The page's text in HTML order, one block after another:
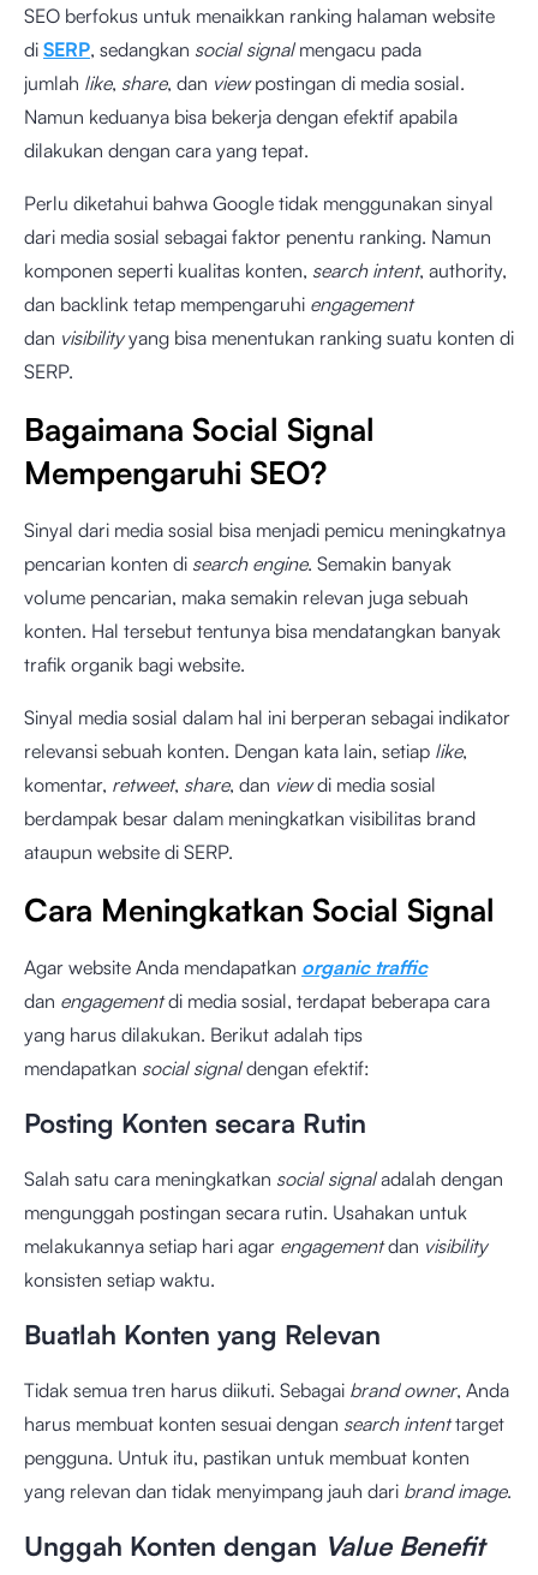
SEO berfokus untuk menaikkan ranking halaman website
di SERP, sedangkan social signal mengacu pada
jumlah like, share, dan viewpostingan di media sosial.
Namun keduanya bisa bekerja dengan efektif apabila
dilakukan dengan cara yang tepat.
Perlu diketahui bahwa Google tidak menggunakan sinyal
dari media sosial sebagai faktor penentu ranking. Namun
komponen seperti kualitas konten, search intent, authority,
dan backlink tetap mempengaruhi engagement
dan visibilityyang bisa menentukan ranking suatu konten di
SERP.
Bagaimana Social Signal
Mempengaruhi SEO?
Sinyal dari media sosial bisa menjadi pemicu meningkatnya
pencarian konten di search engine. Semakin banyak
volume pencarian, maka semakin relevan juga sebuah
konten. Hal tersebut tentunya bisa mendatangkan banyak
trafik organik bagi website.
Sinyal media sosial dalam hal ini berperan sebagai indikator
relevansi sebuah konten. Dengan kata lain, setiap like,
komentar, retweet, share, dan viewdi media sosial
berdampak besar dalam meningkatkan visibilitas brand
ataupun website di SERP.
Cara Meningkatkan Social Signal
Agar website Anda mendapatkan organic traffic
dan engagementdi media sosial, terdapat beberapa cara
yang harus dilakukan. Berikut adalah tips
mendapatkan social signaldengan efektif:
Posting Konten secara Rutin
Salah satu cara meningkatkan social signaladalah dengan
mengunggah postingan secara rutin. Usahakan untuk
melakukannya setiap hari agar engagementdan visibility
konsisten setiap waktu.
Buatlah Konten yang Relevan
Tidak semua tren harus diikuti. Sebagai brand owner, Anda
harus membuat konten sesuai dengan search intenttarget
pengguna. Untuk itu, pastikan untuk membuat konten
yang relevan dan tidak menyimpang jauh dari brand image.
Unggah Konten dengan Value Benefit